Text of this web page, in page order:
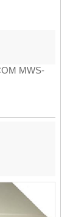
MWS-